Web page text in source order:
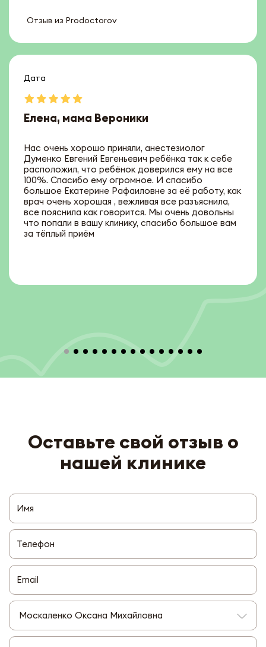
Отзыв из Prodoctorov
Дата
Елена, мама Вероники
Нас очень хорошо приняли, анестезиолог
Думенко Евгений Евгеньевич ребёнка так к себе
расположил, что ребёнок доверился ему на все
100%. Спасибо ему огромное. И спасибо
большое Екатерине Рафаиловне за её работу, как
врач очень хорошая , вежливая все разъяснила,
все пояснила как говорится. Мы очень довольны
что попали в вашу клинику, спасибо большое вам
за тёплый приём
Оставьте свой отзыв о
нашей клинике
Москаленко Оксана Михайловна